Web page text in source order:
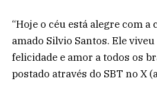
“Hoje o céu está alegre com a
amado Silvio Santos. Ele
felicidade e amor a todos os
postado através do SBT no X